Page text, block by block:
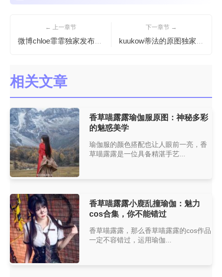
← 上一章节 下一章节 →
相关文章
香草喵露露瑜伽服原图：神秘多彩
的魅惑美学
瑜伽服的颜色搭配也让人眼前一亮，香
草喵露露是一位具备精湛手艺...
香草喵露露小鹿乱撞瑜伽：魅力
cos合集，你不能错过
香草喵露露，那么香草喵露露的cos作品
一定不容错过，运用瑜伽...